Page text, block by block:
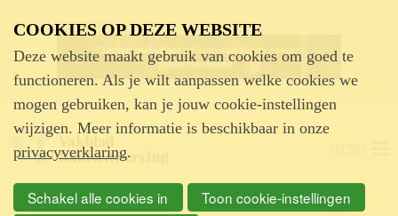
Advertentie
COOKIES OP DEZE WEBSITE
Deze website maakt gebruik van cookies om goed te
functioneren. Als je wilt aanpassen welke cookies we
mogen gebruiken, kan je jouw cookie-instellingen
wijzigen. Meer informatie is beschikbaar in onze
privacyverklaring.
Schakel alle cookies in
Toon cookie-instellingen